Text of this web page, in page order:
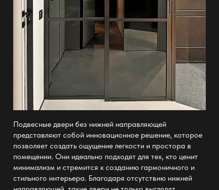
Подвесные двери без нижней направляющей
представляют собой инновационное решение, которое
позволяет создать ощущение легкости и простора в
помещении. Они идеально подходят для тех, кто ценит
минимализм и стремится к созданию гармоничного и
стильного интерьера. Благодаря отсутствию нижней